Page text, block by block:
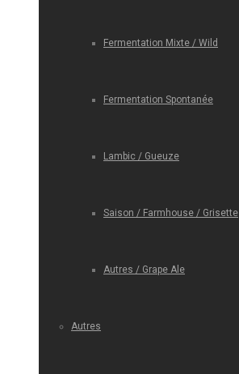
Fermentation Mixte / Wild
Fermentation Spontanée
Lambic / Gueuze
Saison / Farmhouse / Grisette
Autres / Grape Ale
Autres